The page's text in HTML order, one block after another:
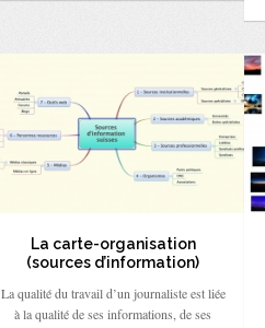
La carte-organisation
(sources d’information)
La qualité du travail d’un journaliste est liée
à la qualité de ses informations, de ses